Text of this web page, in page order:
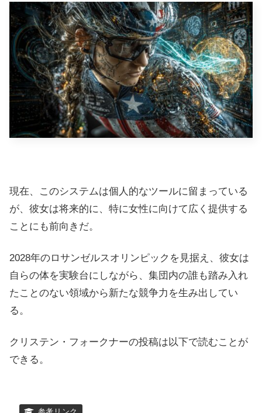
現在、このシステムは個人的なツールに留まっている
が、彼女は将来的に、特に女性に向けて広く提供する
ことにも前向きだ。
2028年のロサンゼルスオリンピックを見据え、彼女は
自らの体を実験台にしながら、集団内の誰も踏み入れ
たことのない領域から新たな競争力を生み出してい
る。
クリステン・フォークナーの投稿は以下で読むことが
できる。